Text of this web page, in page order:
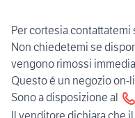
Per cortesia
Non chiedetemi se
vengono rimossi
Questo é un negozio on-
Sono a disposizione al